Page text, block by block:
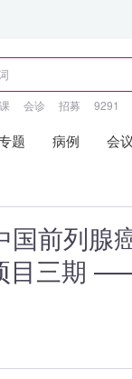
会诊 招募 9291
题 病例 会
国前列腺
三期